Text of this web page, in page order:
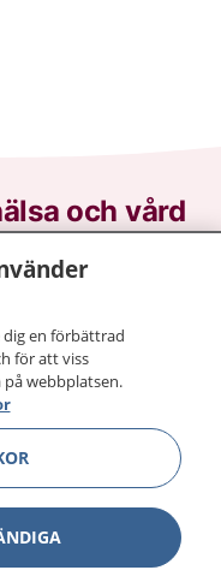
och vård
information om
du kan kontakta.
göra dina
1177 för
Show
dig en förbättrad
för att viss
webbplatsen.